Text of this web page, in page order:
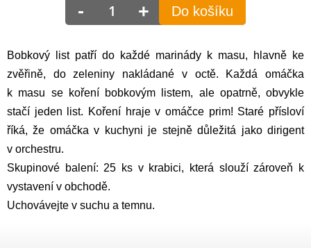
- + Do košíku
Bobkový list patří do každé marinády k masu, hlavně ke
zvěřině, do zeleniny nakládané v octě. Každá omáčka
k masu se koření bobkovým listem, ale opatrně, obvykle
stačí jeden list. Koření hraje v omáčce prim! Staré přísloví
říká, že omáčka v kuchyni je stejně důležitá jako dirigent
v orchestru.
Skupinové balení: 25 ks v krabici, která slouží zároveň k
vystavení v obchodě.
Uchovávejte v suchu a temnu.